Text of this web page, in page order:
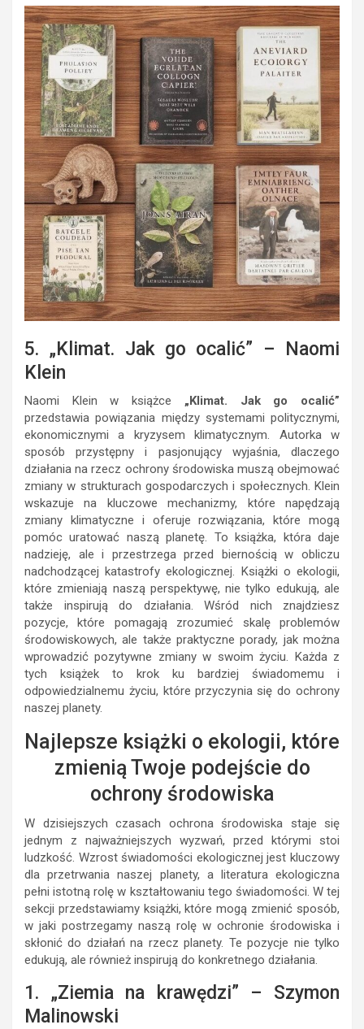
5. „Klimat. Jak go ocalić” – Naomi
Klein
Naomi Klein w książce „Klimat. Jak go ocalić”
przedstawia powiązania między systemami politycznymi,
ekonomicznymi a kryzysem klimatycznym. Autorka w
sposób przystępny i pasjonujący wyjaśnia, dlaczego
działania na rzecz ochrony środowiska muszą obejmować
zmiany w strukturach gospodarczych i społecznych. Klein
wskazuje na kluczowe mechanizmy, które napędzają
zmiany klimatyczne i oferuje rozwiązania, które mogą
pomóc uratować naszą planetę. To książka, która daje
nadzieję, ale i przestrzega przed biernością w obliczu
nadchodzącej katastrofy ekologicznej. Książki o ekologii,
które zmieniają naszą perspektywę, nie tylko edukują, ale
także inspirują do działania. Wśród nich znajdziesz
pozycje, które pomagają zrozumieć skalę problemów
środowiskowych, ale także praktyczne porady, jak można
wprowadzić pozytywne zmiany w swoim życiu. Każda z
tych książek to krok ku bardziej świadomemu i
odpowiedzialnemu życiu, które przyczynia się do ochrony
naszej planety.
Najlepsze książki o ekologii, które
zmienią Twoje podejście do
ochrony środowiska
W dzisiejszych czasach ochrona środowiska staje się
jednym z najważniejszych wyzwań, przed którymi stoi
ludzkość. Wzrost świadomości ekologicznej jest kluczowy
dla przetrwania naszej planety, a literatura ekologiczna
pełni istotną rolę w kształtowaniu tego świadomości. W tej
sekcji przedstawiamy książki, które mogą zmienić sposób,
w jaki postrzegamy naszą rolę w ochronie środowiska i
skłonić do działań na rzecz planety. Te pozycje nie tylko
edukują, ale również inspirują do konkretnego działania.
1. „Ziemia na krawędzi” – Szymon
Malinowski